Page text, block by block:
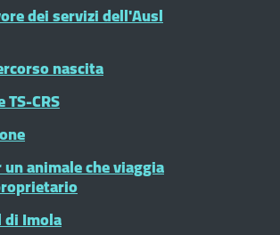
dei servizi dell'Ausl
nascita
CRS
animale che viaggia
Imola